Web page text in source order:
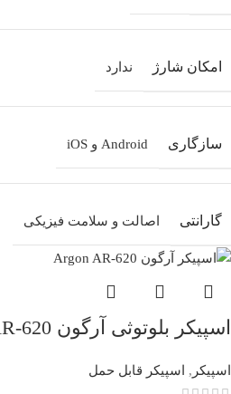
امکان شارژ ندارد
سازگاری Android و iOS
گارانتی اصالت و سلامت فیزیکی
اسپیکر بلوتوثی آرگون Argon AR-620
اسپیکر , اسپیکر قابل حمل